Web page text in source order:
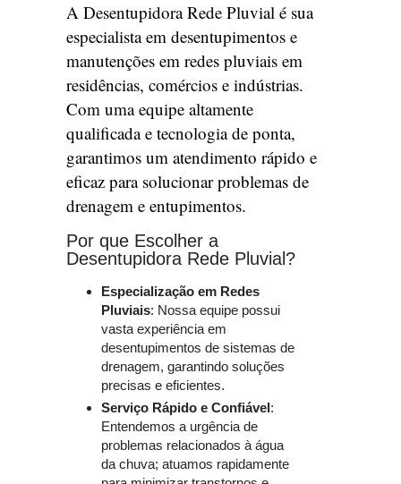
A Desentupidora Rede Pluvial é sua
especialista em desentupimentos e
manutenções em redes pluviais em
residências, comércios e indústrias.
Com uma equipe altamente
qualificada e tecnologia de ponta,
garantimos um atendimento rápido e
eficaz para solucionar problemas de
drenagem e entupimentos.
Por que Escolher a
Desentupidora Rede Pluvial?
Especialização em Redes
Pluviais: Nossa equipe possui
vasta experiência em
desentupimentos de sistemas de
drenagem, garantindo soluções
precisas e eficientes.
Serviço Rápido e Confiável:
Entendemos a urgência de
problemas relacionados à água
da chuva; atuamos rapidamente